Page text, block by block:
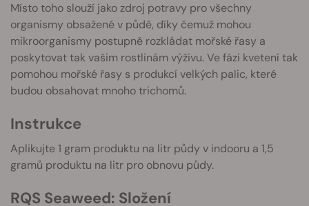
Místo toho slouží jako zdroj potravy pro všechny
organismy obsažené v půdě, díky čemuž mohou
mikroorganismy postupně rozkládat mořské řasy a
poskytovat tak vašim rostlinám výživu. Ve fázi kvetení tak
pomohou mořské řasy s produkcí velkých palic, které
budou obsahovat mnoho trichomů.
Instrukce
Aplikujte 1 gram produktu na litr půdy v indooru a 1,5
gramů produktu na litr pro obnovu půdy.
RQS Seaweed: Složení